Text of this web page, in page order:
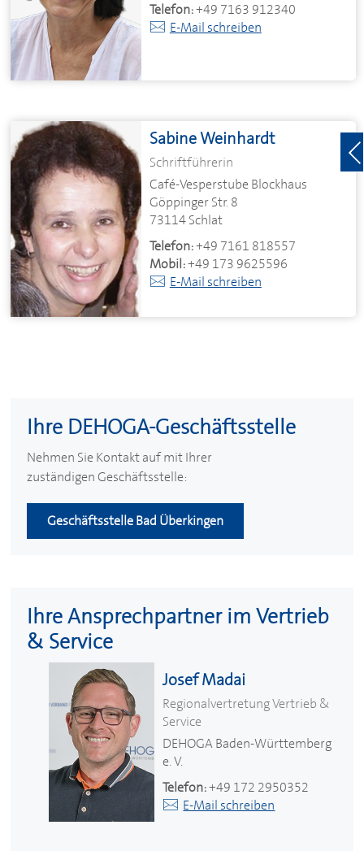
Telefon:+49 7163 912340
E-Mail schreiben
Sabine Weinhardt
Schriftführerin
Café-Vesperstube Blockhaus
Göppinger Str. 8
73114 Schlat
Telefon:+49 7161 818557
Mobil:+49 173 9625596
E-Mail schreiben
Ihre DEHOGA-Geschäftsstelle
Nehmen Sie Kontakt auf mit Ihrer
zuständigen Geschäftsstelle:
Geschäftsstelle Bad Überkingen
Ihre Ansprechpartner im Vertrieb
& Service
Josef Madai
Regionalvertretung Vertrieb &
Service
DEHOGABaden-Württemberg
e. V.
Telefon:+49 172 2950352
E-Mail schreiben